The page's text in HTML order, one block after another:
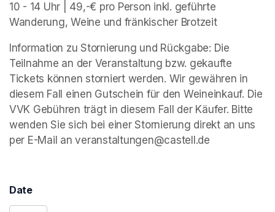
10 - 14 Uhr | 49,-€ pro Person inkl. geführte
Wanderung, Weine und fränkischer Brotzeit
Information zu Stornierung und Rückgabe: Die
Teilnahme an der Veranstaltung bzw. gekaufte
Tickets können storniert werden. Wir gewähren in
diesem Fall einen Gutschein für den Weineinkauf. Die
VVK Gebühren trägt in diesem Fall der Käufer. Bitte
wenden Sie sich bei einer Stornierung direkt an uns
per E-Mail an veranstaltungen@castell.de
Date